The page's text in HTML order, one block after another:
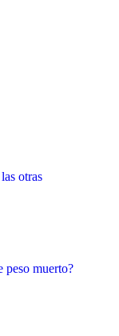
otras
peso muerto?